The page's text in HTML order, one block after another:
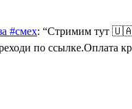
#смех: “Стримим тут
по ссылке.Оплата